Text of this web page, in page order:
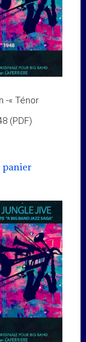
-« Ténor
(PDF)
panier